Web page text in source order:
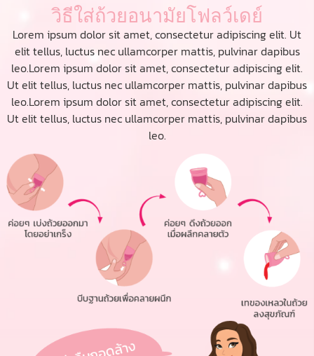
วิธีใส่ถ้วยอนามัยโฟลว์เดย์
Lorem ipsum dolor sit amet, consectetur adipiscing elit. Ut
elit tellus, luctus nec ullamcorper mattis, pulvinar dapibus
leo.Lorem ipsum dolor sit amet, consectetur adipiscing elit.
Ut elit tellus, luctus nec ullamcorper mattis, pulvinar dapibus
leo.Lorem ipsum dolor sit amet, consectetur adipiscing elit.
Ut elit tellus, luctus nec ullamcorper mattis, pulvinar dapibus
leo.